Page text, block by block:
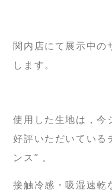
関内店にて展示中の
します。
使用した生地は，
好評いただいている
ンス” 。
接触冷感・吸湿速乾